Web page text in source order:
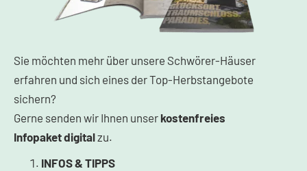
Sie möchten mehr über unsere Schwörer-Häuser
erfahren und sich eines der Top-Herbstangebote
sichern?
Gerne senden wir Ihnen unser kostenfreies
Infopaketdigitalzu.
INFOS & TIPPS